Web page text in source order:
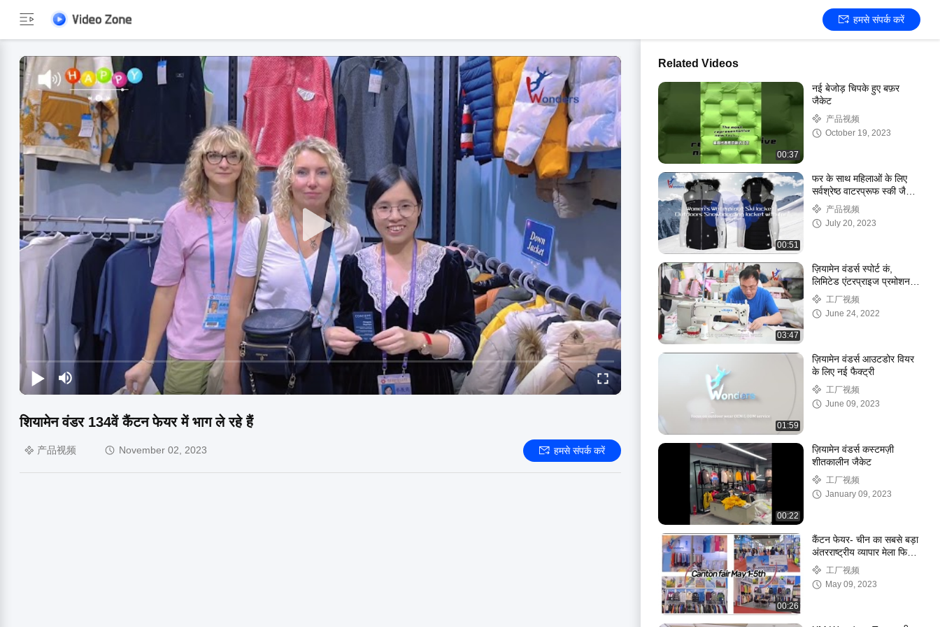
हमसे संपर्क करें
शियामेन वंडर 134वें कैंटन फेयर में भाग ले रहे हैं
产品视频 November 02, 2023 हमसे संपर्क करें
Related Videos
00:37
नई बेजोड़ चिपके हुए बफ़र
जैकेट
产品视频
October 19, 2023
00:51
फर के साथ महिलाओं के लिए
सर्वश्रेष्ठ वाटरप्रूफ स्की जैकेट
आउटडोर स्नोबोर्डिंग जैकेट
产品视频
July 20, 2023
03:47
ज़ियामेन वंडर्स स्पोर्ट कं,
लिमिटेड एंटरप्राइज प्रमोशनल
फिल्म工厂视频
June 24, 2022
01:59
ज़ियामेन वंडर्स आउटडोर वियर
के लिए नई फैक्ट्री
工厂视频
June 09, 2023
00:22
ज़ियामेन वंडर्स कस्टमज़ी
शीतकालीन जैकेट
工厂视频
January 09, 2023
00:26
कैंटन फेयर- चीन का सबसे बड़ा
अंतरराष्ट्रीय व्यापार मेला फिर
से खुल गया
工厂视频
May 09, 2023